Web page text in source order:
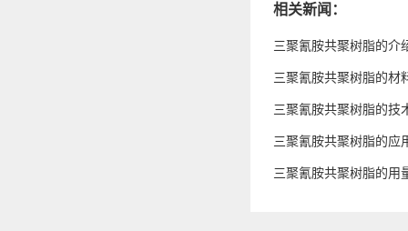
相关新闻：
三聚氰胺共聚树脂的介
三聚氰胺共聚树脂的材
三聚氰胺共聚树脂的技
三聚氰胺共聚树脂的应
三聚氰胺共聚树脂的用